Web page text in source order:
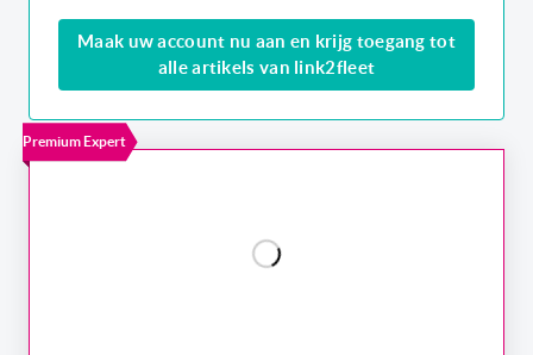
Maak uw account nu aan en krijg toegang tot
alle artikels van link2fleet
Premium Expert